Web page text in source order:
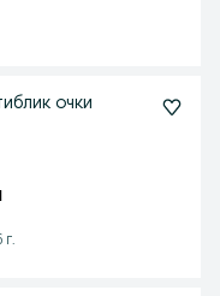
очки
г.